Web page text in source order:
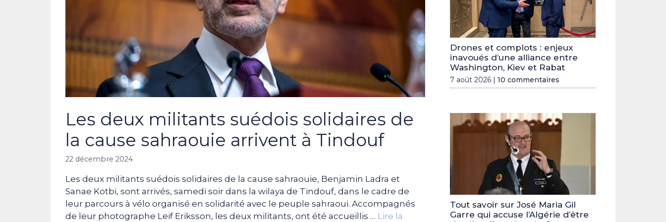
Les deux militants suédois solidaires de
la cause sahraouie arrivent à Tindouf
22 décembre 2024
Les deux militants suédois solidaires de la cause sahraouie, Benjamin Ladra et
Sanae Kotbi, sont arrivés, samedi soir dans la wilaya de Tindouf, dans le cadre de
leur parcours à vélo organisé en solidarité avec le peuple sahraoui. Accompagnés
de leur photographe Leif Eriksson, les deux militants, ont été accueillis … Lire la
Drones et complots : enjeux
inavoués d’une alliance entre
Washington, Kiev et Rabat
7 août 2026 | 10 commentaires
Tout savoir sur José Maria Gil
Garre qui accuse l’Algérie d’être